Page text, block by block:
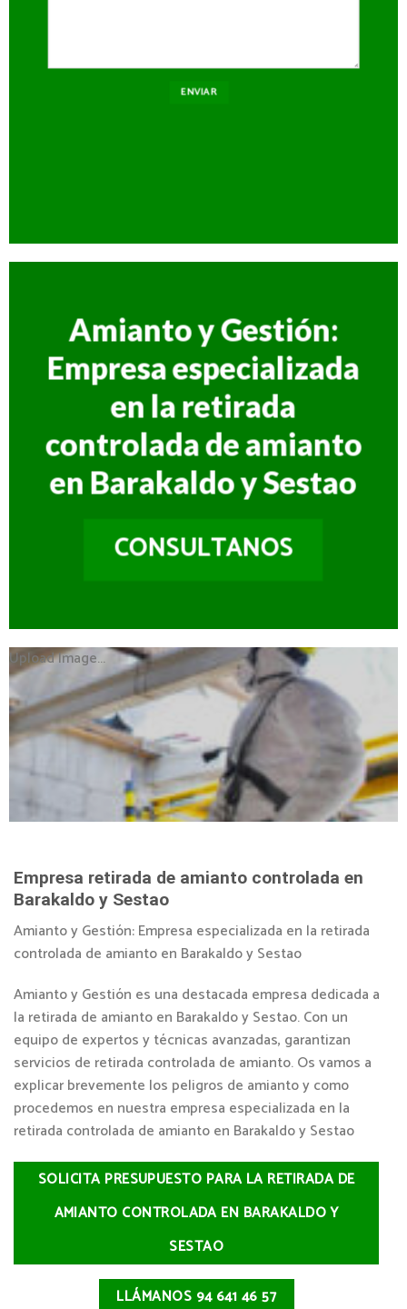
Amianto y Gestión:
Empresa especializada
en la retirada
controlada de amianto
en Barakaldo y Sestao
CONSULTANOS
Upload Image...
Empresa retirada de amianto controlada en
Barakaldo y Sestao
Amianto y Gestión: Empresa especializada en la retirada
controlada de amianto en Barakaldo y Sestao
Amianto y Gestión es una destacada empresa dedicada a
la retirada de amianto en Barakaldo y Sestao. Con un
equipo de expertos y técnicas avanzadas, garantizan
servicios de retirada controlada de amianto. Os vamos a
explicar brevemente los peligros de amianto y como
procedemos en nuestra empresa especializada en la
retirada controlada de amianto en Barakaldo y Sestao
SOLICITA PRESUPUESTO PARA LA RETIRADA DE
AMIANTO CONTROLADA EN BARAKALDO Y
SESTAO
LLÁMANOS 94 641 46 57